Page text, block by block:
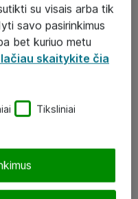
su visais arba tik
savo pasirinkimus
bet kuriuo metu
skaitykite čia
Tiksliniai